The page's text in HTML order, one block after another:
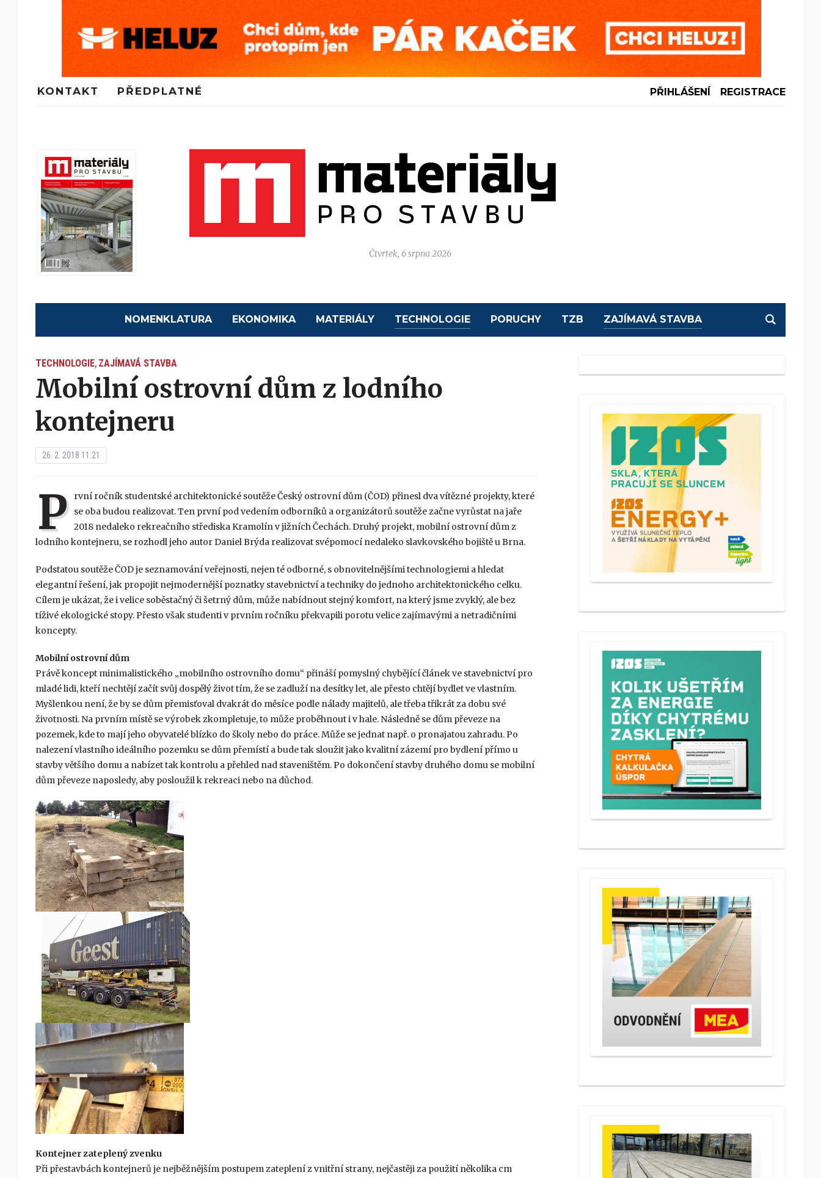
KONTAKT PŘEDPLATNÉ PŘIHLÁŠENÍ REGISTRACE
Čtvrtek, 6 srpna 2026
NOMENKLATURA EKONOMIKA MATERIÁLY TECHNOLOGIE PORUCHY TZB ZAJÍMAVÁ STAVBA
TECHNOLOGIE, ZAJÍMAVÁ STAVBA
Mobilní ostrovní dům z lodního
kontejneru
26. 2. 2018 11:21
P
rvní ročník studentské architektonické soutěže Český ostrovní dům (ČOD) přinesl dva vítězné projekty, které
se oba budou realizovat. Ten první pod vedením odborníků a organizátorů soutěže začne vyrůstat na jaře
2018 nedaleko rekreačního střediska Kramolín v jižních Čechách. Druhý projekt, mobilní ostrovní dům z
lodního kontejneru, se rozhodl jeho autor Daniel Brýda realizovat svépomocí nedaleko slavkovského bojiště u Brna.
Podstatou soutěže ČOD je seznamování veřejnosti, nejen té odborné, s obnovitelnějšími technologiemi a hledat
elegantní řešení, jak propojit nejmodernější poznatky stavebnictví a techniky do jednoho architektonického celku.
Cílem je ukázat, že i velice soběstačný či šetrný dům, může nabídnout stejný komfort, na který jsme zvyklý, ale bez
tíživé ekologické stopy. Přesto však studenti v prvním ročníku překvapili porotu velice zajímavými a netradičními
koncepty.
Mobilní ostrovní dům
Právě koncept minimalistického „mobilního ostrovního domu“ přináší pomyslný chybějící článek ve stavebnictví pro
mladé lidi, kteří nechtějí začít svůj dospělý život tím, že se zadluží na desítky let, ale přesto chtějí bydlet ve vlastním.
Myšlenkou není, že by se dům přemisťoval dvakrát do měsíce podle nálady majitelů, ale třeba třikrát za dobu své
životnosti. Na prvním místě se výrobek zkompletuje, to může proběhnout i v hale. Následně se dům převeze na
pozemek, kde to mají jeho obyvatelé blízko do školy nebo do práce. Může se jednat např. o pronajatou zahradu. Po
nalezení vlastního ideálního pozemku se dům přemístí a bude tak sloužit jako kvalitní zázemí pro bydlení přímo u
stavby většího domu a nabízet tak kontrolu a přehled nad staveništěm. Po dokončení stavby druhého domu se mobilní
dům převeze naposledy, aby posloužil k rekreaci nebo na důchod.
Kontejner zateplený zvenku
Při přestavbách kontejnerů je nejběžnějším postupem zateplení z vnitřní strany, nejčastěji za použití několika cm